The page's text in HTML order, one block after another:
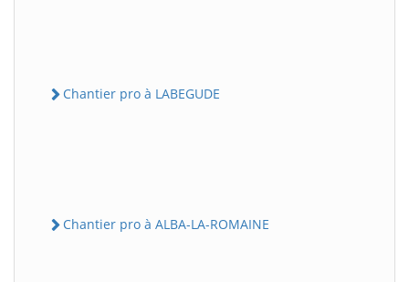
Chantier pro à LABEGUDE
Chantier pro à ALBA-LA-ROMAINE